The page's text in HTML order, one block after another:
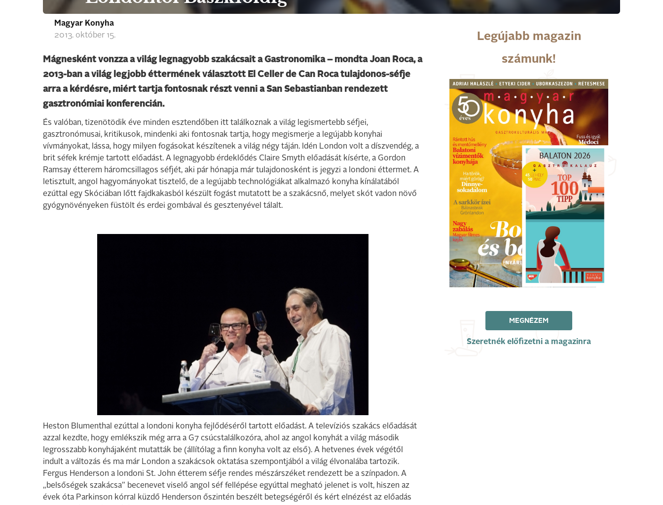
Magyar Konyha
2013. október 15.
Mágnesként vonzza a világ legnagyobb szakácsait a Gastronomika – mondta Joan Roca, a
2013-ban a világ legjobb éttermének választott El Celler de Can Roca tulajdonos-séfje
arra a kérdésre, miért tartja fontosnak részt venni a San Sebastianban rendezett
gasztronómiai konferencián.
És valóban, tizenötödik éve minden esztendőben itt találkoznak a világ legismertebb séfjei,
gasztronómusai, kritikusok, mindenki aki fontosnak tartja, hogy megismerje a legújabb konyhai
vívmányokat, lássa, hogy milyen fogásokat készítenek a világ négy táján. Idén London volt a díszvendég, a
brit séfek krémje tartott előadást. A legnagyobb érdeklődés Claire Smyth előadását kísérte, a Gordon
Ramsay étterem háromcsillagos séfjét, aki pár hónapja már tulajdonosként is jegyzi a londoni éttermet. A
letisztult, angol hagyományokat tisztelő, de a legújabb technológiákat alkalmazó konyha kínálatából
ezúttal egy Skóciában lőtt fajdkakasból készült fogást mutatott be a szakácsnő, melyet skót vadon növő
gyógynövényeken füstölt és erdei gombával és gesztenyével tálalt.
Heston Blumenthal ezúttal a londoni konyha fejlődéséről tartott előadást. A televíziós szakács előadását
azzal kezdte, hogy emlékszik még arra a G7 csúcstalálkozóra, ahol az angol konyhát a világ második
legrosszabb konyhájaként mutatták be (állítólag a finn konyha volt az első). A hetvenes évek végétől
indult a változás és ma már London a szakácsok oktatása szempontjából a világ élvonalába tartozik.
Fergus Henderson a londoni St. John étterem séfje rendes mészárszéket rendezett be a színpadon. A
„belsőségek szakácsa” becenevet viselő angol séf fellépése egyúttal megható jelenet is volt, hiszen az
évek óta Parkinson kórral küzdő Henderson őszintén beszélt betegségéről és kért elnézést az előadás
Legújabb magazin
számunk!
MEGNÉZEM
Szeretnék előfizetni a magazinra